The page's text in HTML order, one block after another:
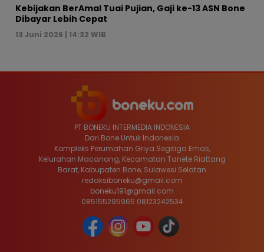
Kebijakan BerAmal Tuai Pujian, Gaji ke-13 ASN Bone
Dibayar Lebih Cepat
13 Juni 2026 | 14:32 WIB
PT BONEKU INTERMEDIA INDONESIA
Dari Bone Untuk Indonesia
Kompleks Perumahan Griya Segitiga Emas,
Kelurahan Macanang, Kecamatan Tanete Riattang
Barat, Kabupaten Bone, Sulawesi Selatan
redaksiboneku@gmail.com
boneku191@gmail.com
085155295965 08123242534